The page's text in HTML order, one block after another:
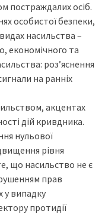
постраждалих осіб.
особистої безпеки,
насильства –
економічного та
роз’яснення
на ранніх
акцентах
дій кривдника.
нульової
рівня
що насильство не є
прав
у випадку
протидії